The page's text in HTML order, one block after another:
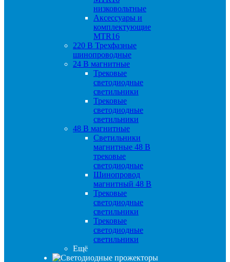
низковольтные
Аксессуары и
комплектующие
MTR16
220 B Трехфазные
шинопроводные
24 B магнитные
Трековые
светодиодные
светильники
Трековые
светодиодные
светильники
48 B магнитные
Светильники
магнитные 48 В
трековые
светодиодные
Шинопровод
магнитный 48 В
Трековые
светодиодные
светильники
Трековые
светодиодные
светильники
Ещё